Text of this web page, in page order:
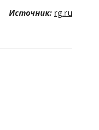
Источник: rg.ru